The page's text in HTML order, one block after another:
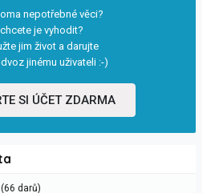
nepotřebné věci?
je vyhodit?
jim život a darujte
jinému uživateli :-)
SI ÚČET ZDARMA
(66 darů)